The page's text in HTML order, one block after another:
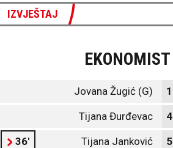
IZVJEŠTAJ
EKONOMIST
Jovana Žugić (G) 1
Tijana Đurđevac 4
36' Tijana Janković 5